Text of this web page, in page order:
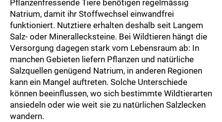
Pflanzenfressende Tiere benötigen regelmässig
Natrium, damit ihr Stoffwechsel einwandfrei
funktioniert. Nutztiere erhalten deshalb seit Langem
Salz- oder Minerallecksteine. Bei Wildtieren hängt die
Versorgung dagegen stark vom Lebensraum ab: In
manchen Gebieten liefern Pflanzen und natürliche
Salzquellen genügend Natrium, in anderen Regionen
kann ein Mangel auftreten. Solche Unterschiede
können beeinflussen, wo sich bestimmte Wildtierarten
ansiedeln oder wie weit sie zu natürlichen Salzlecken
wandern.